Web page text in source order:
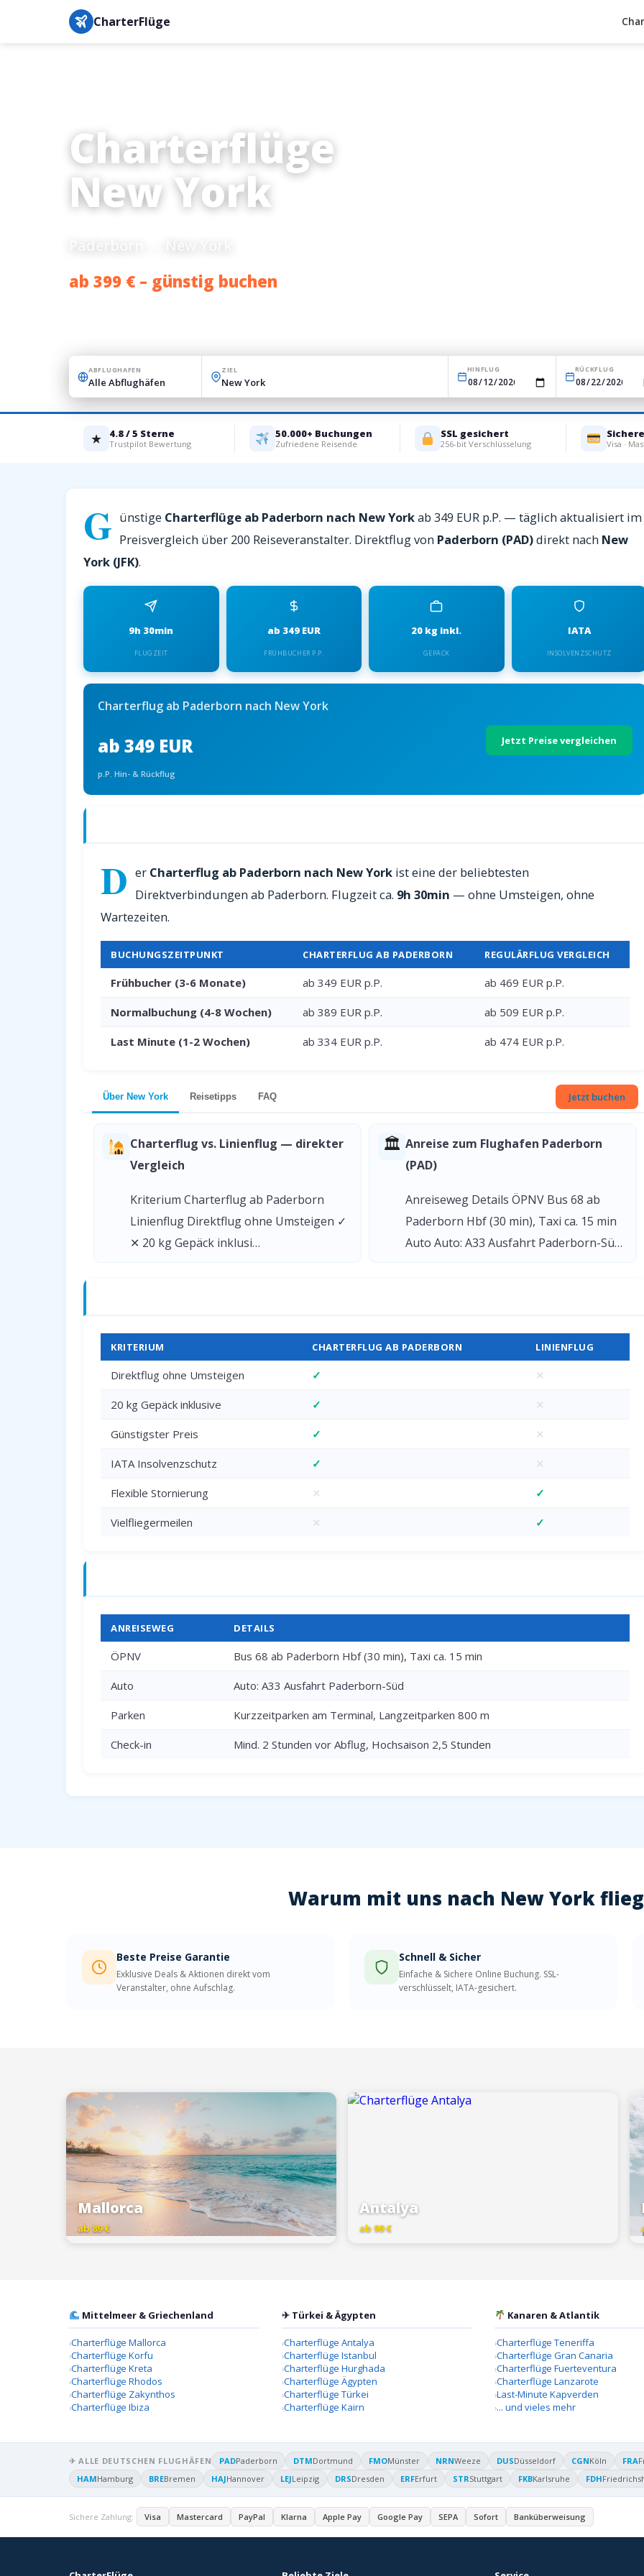
CharterFlüge
Charterflüge
New York
ab 399 € – günstig buchen
ABFLUGHAFEN ZIEL HINFLUG RÜCKFLUG
★ 4.8 / 5 Sterne
Trustpilot Bewertung
50.000+ Buchungen
Zufriedene Reisende
SSL gesichert
256-bit Verschlüsselung Visa ·
G ünstige Charterflüge ab Paderborn nach New Yorkab 349 EUR p.P. — täglich aktualisiert im
Preisvergleich über 200 Reiseveranstalter. Direktflug von Paderborn (PAD)direkt nach New
York (JFK).
9h 30min
FLUGZEIT
ab 349 EUR
FRÜHBUCHER P.P.
20 kg inkl.
GEPÄCK
IATA
INSOLVENZSCHUTZ
Charterflug ab Paderborn nach New York
ab 349 EUR
p.P. Hin- & Rückflug
Jetzt Preise vergleichen
D er Charterflug ab Paderborn nach New York ist eine der beliebtesten
Direktverbindungen ab Paderborn. Flugzeit ca. 9h 30min — ohne Umsteigen, ohne
Wartezeiten.
BUCHUNGSZEITPUNKT CHARTERFLUG AB PADERBORN REGULÄRFLUG VERGLEICH
Frühbucher (3-6 Monate) ab 349 EUR p.P. ab 469 EUR p.P.
Normalbuchung (4-8 Wochen) ab 389 EUR p.P. ab 509 EUR p.P.
Last Minute (1-2 Wochen) ab 334 EUR p.P. ab 474 EUR p.P.
Über New York Reisetipps FAQ Jetzt buchen
Charterflug vs. Linienflug — direkter
Vergleich
Kriterium Charterflug ab Paderborn
Linienflug Direktflug ohne Umsteigen ✓
✕ 20 kg Gepäck inklusi…
🏛 Anreise zum Flughafen Paderborn
(PAD)
Anreiseweg Details ÖPNV Bus 68 ab
Paderborn Hbf (30 min), Taxi ca. 15 min
Auto Auto: A33 Ausfahrt Paderborn-Sü…
KRITERIUM CHARTERFLUG AB PADERBORN LINIENFLUG
Direktflug ohne Umsteigen ✓ ✕
20 kg Gepäck inklusive ✓ ✕
Günstigster Preis ✓ ✕
IATA Insolvenzschutz ✓ ✕
Flexible Stornierung ✕ ✓
Vielfliegermeilen ✕ ✓
ANREISEWEG DETAILS
ÖPNV Bus 68 ab Paderborn Hbf (30 min), Taxi ca. 15 min
Auto Auto: A33 Ausfahrt Paderborn-Süd
Parken Kurzzeitparken am Terminal, Langzeitparken 800 m
Check-in Mind. 2 Stunden vor Abflug, Hochsaison 2,5 Stunden
Warum mit uns nach New York
Beste Preise Garantie
Exklusive Deals & Aktionen direkt vom
Veranstalter, ohne Aufschlag.
Schnell & Sicher
Einfache & Sichere Online Buchung. SSL-
verschlüsselt, IATA-gesichert.
Mallorca
ab 89 €
Antalya
ab 99 €
Mittelmeer & Griechenland
Charterflüge Mallorca
Charterflüge Korfu
Charterflüge Kreta
Charterflüge Rhodos
Charterflüge Zakynthos
Charterflüge Ibiza
✈ Türkei & Ägypten
Charterflüge Antalya
Charterflüge Istanbul
Charterflüge Hurghada
Charterflüge Ägypten
Charterflüge Türkei
Charterflüge Kairn
Kanaren & Atlantik
Charterflüge Teneriffa
Charterflüge Gran Canaria
Charterflüge Fuerteventura
Charterflüge Lanzarote
Last-Minute Kapverden
... und vieles mehr
✈ ALLE DEUTSCHEN FLUGHÄFEN PADPaderborn DTMDortmund FMOMünster NRNWeeze DUSDüsseldorf CGNKöln FRA
HAMHamburg BREBremen HAJHannover LEJLeipzig DRSDresden ERFErfurt STRStuttgart FKBKarlsruhe FDH
Sichere Zahlung: Visa Mastercard PayPal Klarna Apple Pay Google Pay SEPA Sofort Banküberweisung